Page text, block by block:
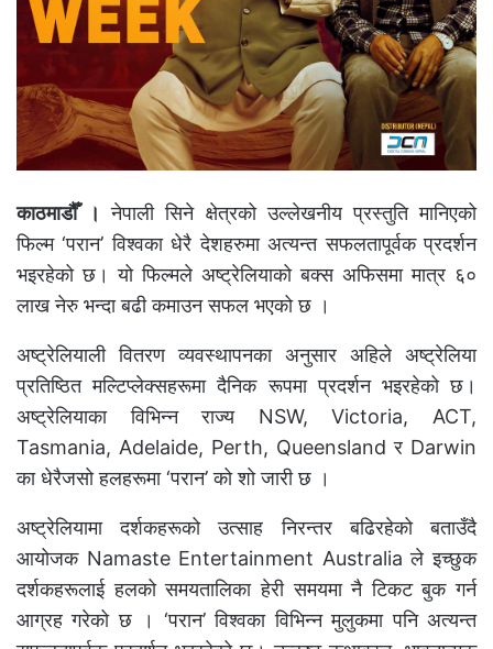
काठमाडौँ । नेपाली सिने क्षेत्रको उल्लेखनीय प्रस्तुति मानिएको
फिल्म ‘परान’ विश्वका धेरै देशहरुमा अत्यन्त सफलतापूर्वक प्रदर्शन
भइरहेको छ। यो फिल्मले अष्ट्रेलियाको बक्स अफिसमा मात्र ६०
लाख नेरु भन्दा बढी कमाउन सफल भएको छ ।
अष्ट्रेलियाली वितरण व्यवस्थापनका अनुसार अहिले अष्ट्रेलिया
प्रतिष्ठित मल्टिप्लेक्सहरूमा दैनिक रूपमा प्रदर्शन भइरहेको छ।
अष्ट्रेलियाका विभिन्न राज्य NSW, Victoria, ACT,
Tasmania, Adelaide, Perth, Queensland र Darwin
का धेरैजसो हलहरूमा ‘परान’ को शो जारी छ ।
अष्ट्रेलियामा दर्शकहरूको उत्साह निरन्तर बढिरहेको बताउँदै
आयोजक Namaste Entertainment Australia ले इच्छुक
दर्शकहरूलाई हलको समयतालिका हेरी समयमा नै टिकट बुक गर्न
आग्रह गरेको छ । ‘परान’ विश्वका विभिन्न मुलुकमा पनि अत्यन्त